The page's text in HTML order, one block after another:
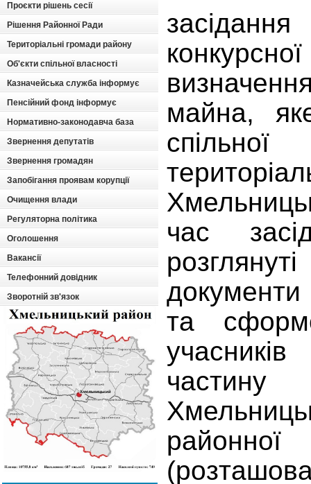
Проєкти рішень сесії
Рішення Районної Ради
Територіальні громади району
Об'єкти спільної власності
Казначейська служба інформує
Пенсійний фонд інформує
Нормативно-законодавча база
Звернення депутатів
Звернення громадян
Запобігання проявам корупції
Очищення влади
Регуляторна політика
Оголошення
Вакансії
Телефонний довідник
Зворотній зв'язок
засідання
майна,
час
та